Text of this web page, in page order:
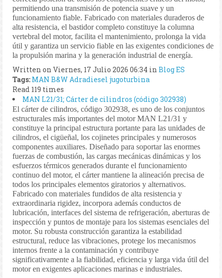
permitiendo una transmisión de potencia suave y un
funcionamiento fiable. Fabricado con materiales duraderos de
alta resistencia, el bastidor completo constituye la columna
vertebral del motor, facilita el mantenimiento, prolonga la vida
útil y garantiza un servicio fiable en las exigentes condiciones de
la propulsión marina y la generación industrial de energía.
Written on Viernes, 17 Julio 2026 06:34 in Blog ES
Tags: MAN B&WAdradiesel jugoturbina
Read 119 times
MAN L21/31; Cárter de cilindros (código 302938)
El cárter de cilindros, código 302938, es uno de los conjuntos
estructurales más importantes del motor MAN L21/31 y
constituye la principal estructura portante para las unidades de
cilindros, el cigüeñal, los cojinetes principales y numerosos
componentes auxiliares. Diseñado para soportar las enormes
fuerzas de combustión, las cargas mecánicas dinámicas y los
esfuerzos térmicos generados durante el funcionamiento
continuo del motor, el cárter mantiene la alineación precisa de
todos los principales elementos giratorios y alternativos.
Fabricado con materiales fundidos de alta resistencia y
extraordinaria rigidez, incorpora además conductos de
lubricación, interfaces del sistema de refrigeración, aberturas de
inspección y puntos de montaje para los sistemas esenciales del
motor. Su robusta construcción garantiza la estabilidad
estructural, reduce las vibraciones, protege los mecanismos
internos frente a la contaminación y contribuye
significativamente a la fiabilidad, eficiencia y larga vida útil del
motor en exigentes aplicaciones marinas e industriales.